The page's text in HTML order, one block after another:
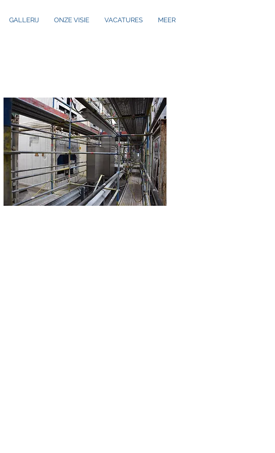
GALLERIJ ONZE VISIE VACATURES MEER